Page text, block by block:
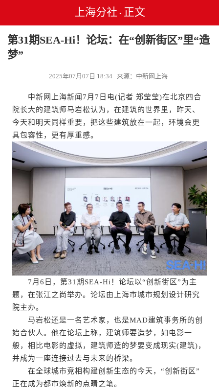
上海分社 • 正文
第31期SEA-Hi！论坛：在“创新街区”里“造
梦”
2025年07月07日 18:34 来源：中新网上海
中新网上海新闻7月7日电(记者 郑莹莹)在北京四合
院长大的建筑师马岩松认为，在建筑的世界里，昨天、
今天和明天同样重要，把这些建筑放在一起，环境会更
具包容性，更有厚重感。
7月6日，第31期SEA-Hi！论坛以“创新街区”为主
题，在张江之尚举办。论坛由上海市城市规划设计研究
院主办。
马岩松还是一名艺术家，也是MAD建筑事务所的创
始合伙人。他在论坛上称，建筑师要造梦，如电影一
般，相比电影的虚拟，建筑师造的梦要变成现实(建筑)，
并成为一座连接过去与未来的桥梁。
在全球城市竞相构建创新生态的今天，“创新街区”
正在成为都市焕新的点睛之笔。